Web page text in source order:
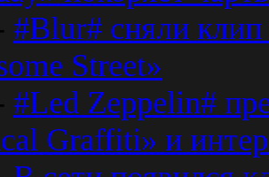
#Blur# сняли клип
Street»
#Led Zeppelin#
Graffiti» и